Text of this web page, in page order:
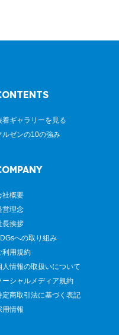
着ギャラリーを見る
ルゼンの10の強み
社概要
営理念
長挨拶
への取り組み
利用規約
人情報の取扱いについて
ーシャルメディア規約
定商取引法に基づく表記
用情報